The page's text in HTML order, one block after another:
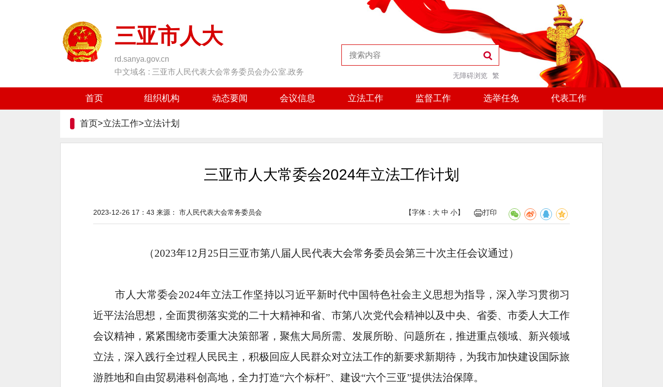
三亚市人大
rd.sanya.gov.cn
中文域名 : 三亚市人民代表大会常务委员会办公室.政务
繁
无障碍浏览
首页 组织机构 动态要闻 会议信息 立法工作 监督工作 选举任免 代表工作
首页>立法工作>立法计划
三亚市人大常委会2024年立法工作计划
【字体： 大 中 小】 打印
2023-12-26 17：43 来源： 市人民代表大会常务委员会
（2023年12月 25 日三亚市第八届人民代表大会常务委员会第三十次主任会议通过）
市人大常委会2024年立法工作坚持以习近平新时代中国特色社会主义思想为指导，深入学习贯彻习
近平法治思想，全面贯彻落实党的二十大精神和省、市第八次党代会精神以及中央、省委、市委人大工作
会议精神 ，紧紧围绕市委重大决策部署，聚焦大局所需、发展所盼、问题所在， 推进重点领域、新兴领域
立法， 深入践行全过程人民民主， 积极回应人民群众对立法工作的新要求新期待 ， 为我市加快建设国际旅
游胜地和自由贸易港科创高地， 全力打造“六个标杆”、建设“六个三亚”提供法治保障。